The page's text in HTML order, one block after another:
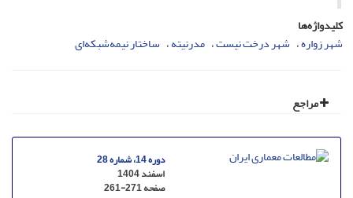
کلیدواژه‌ها
شهر زواره شهر درخت نیست مدرنیته ساختار نیمه‌شبکه‌ای
مراجع
دوره 14، شماره 28
اسفند 1404
صفحه261-271